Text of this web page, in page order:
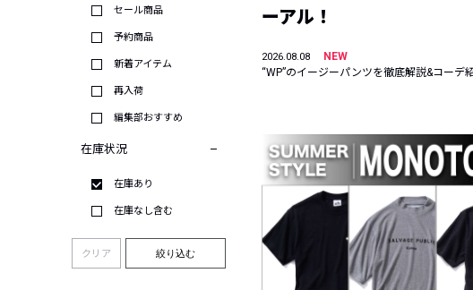
セール商品
予約商品
新着アイテム
再入荷
編集部おすすめ
在庫状況
在庫あり
在庫なし含む
クリア 絞り込む
ーアル！
2026.08.08
NEW
“WP”のイージーパンツを徹底解説&コーデ